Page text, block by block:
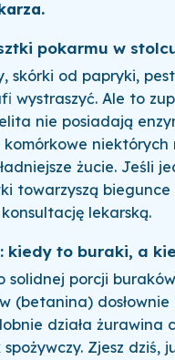
pokarmu w
skórki od papryki,
wystraszyć. Ale to
nie posiadają
niektórych
żucie. Jeśli
towarzyszą biegunce
lekarską.
kiedy to buraki, a
solidnej porcji
(betanina) dosłownie
działa żurawina
Zjesz dziś,